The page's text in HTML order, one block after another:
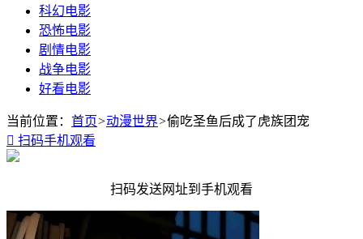
科幻电影
恐怖电影
剧情电影
战争电影
好看电影
当前位置： 首页>动漫世界>偷吃圣鱼后成了虎族团宠
 扫码手机观看
扫码发送网址到手机观看